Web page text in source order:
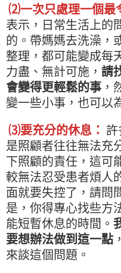
⑵一次只處理一個最
表示，日常生活上的
的。帶媽媽去洗澡，
整理，都可能變成每
力盡、無計可施， 請
會變得更輕鬆的事 ，
變一些小事，也可以
⑶要充分的休息： 許
是照顧者往往無法充
下照顧的責任，這可
較無法忍受患者煩人
面就要失控了，請問
是，你得專心找些方
能短暫休息的時間。
要想辦法做到這一點
來談這個問題。